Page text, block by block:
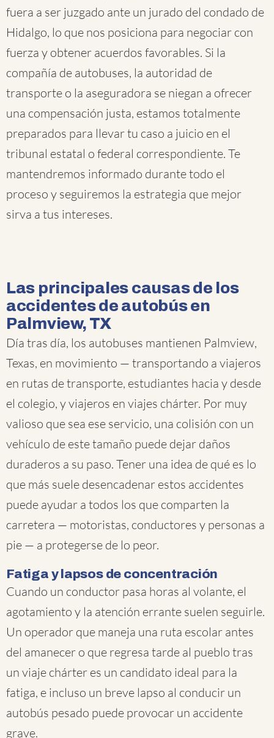
fuera a ser juzgado ante un jurado del condado de
Hidalgo, lo que nos posiciona para negociar con
fuerza y obtener acuerdos favorables. Si la
compañía de autobuses, la autoridad de
transporte o la aseguradora se niegan a ofrecer
una compensación justa, estamos totalmente
preparados para llevar tu caso a juicio en el
tribunal estatal o federal correspondiente. Te
mantendremos informado durante todo el
proceso y seguiremos la estrategia que mejor
sirva a tus intereses.
Las principales causas de los
accidentes de autobús en
Palmview, TX
Día tras día, los autobuses mantienen Palmview,
Texas, en movimiento — transportando a viajeros
en rutas de transporte, estudiantes hacia y desde
el colegio, y viajeros en viajes chárter. Por muy
valioso que sea ese servicio, una colisión con un
vehículo de este tamaño puede dejar daños
duraderos a su paso. Tener una idea de qué es lo
que más suele desencadenar estos accidentes
puede ayudar a todos los que comparten la
carretera — motoristas, conductores y personas a
pie — a protegerse de lo peor.
Fatiga y lapsos de concentración
Cuando un conductor pasa horas al volante, el
agotamiento y la atención errante suelen seguirle.
Un operador que maneja una ruta escolar antes
del amanecer o que regresa tarde al pueblo tras
un viaje chárter es un candidato ideal para la
fatiga, e incluso un breve lapso al conducir un
autobús pesado puede provocar un accidente
grave.